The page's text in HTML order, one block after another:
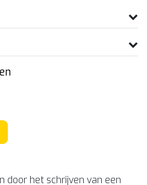
door het schrijven van een